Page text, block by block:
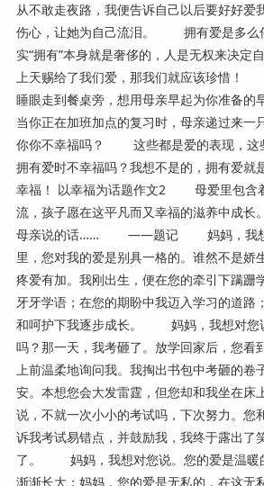
从不敢走夜路，我便告诉自己以后要好好爱
伤心，让她为自己流泪。 拥有爱是多么
实“拥有”本身就是奢侈的，人是无权来决定
上天赐给了我们爱，那我们就应该珍惜
睡眼走到餐桌旁，想用母亲早起为你准备的
当你正在加班加点的复习时，母亲递过来一
你你不幸福吗？ 这些都是爱的表现，这
拥有爱时不幸福吗？我想不是的，拥有爱就
幸福！ 以幸福为话题作文2 母爱里包含
流，孩子愿在这平凡而又幸福的滋养中成长
母亲说的话…… ——题记 妈妈，我想
里，您对我的爱是别具一格的。谁然不是娇
疼爱有加。我刚出生，便在您的牵引下蹒跚
牙牙学语；在您的期盼中我迈入学习的道路
和呵护下我逐步成长。 妈妈，我想对您
吗？那一天，我考砸了。放学回家后，您看
上前温柔地询问我。我掏出书包中考砸的卷
安。本想您会大发雷霆，但您却和我坐在床
说，不就一次小小的考试吗，下次努力。您
诉我考试易错点，并鼓励我，我终于露出了
了。 妈妈，我想对您说。您的爱是温暖
渐渐长大；妈妈，您的爱是无私的，在这无